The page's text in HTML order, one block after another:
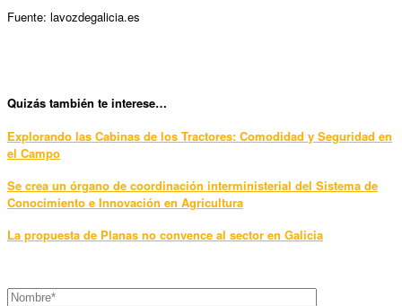
Fuente: lavozdegalicia.es
Quizás también te interese…
Explorando las Cabinas de los Tractores: Comodidad y Seguridad en
el Campo
Se crea un órgano de coordinación interministerial del Sistema de
Conocimiento e Innovación en Agricultura
La propuesta de Planas no convence al sector en Galicia